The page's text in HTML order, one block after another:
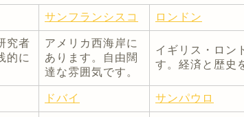
サンフランシスコ ロンドン
究者
的に
アメリカ西海岸に
あります。自由闊
達な雰囲気です。
イギリス・ロン
す。経済と歴史
ドバイ サンパウロ